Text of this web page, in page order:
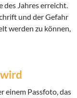
des Jahres erreicht.
und der Gefahr
werden zu können,
einem Passfoto, das